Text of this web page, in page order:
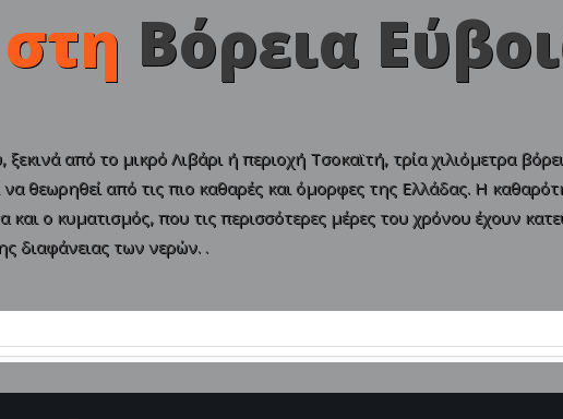
στη Βόρεια
από το μικρό Λιβάρι ή περιοχή Τσοκαϊτή, τρία χιλιόμετρα
θεωρηθεί από τις πιο καθαρές και όμορφες της Ελλάδας. Η
και ο κυματισμός, που τις περισσότερες μέρες του χρόνου έχουν
διαφάνειας των νερών. .